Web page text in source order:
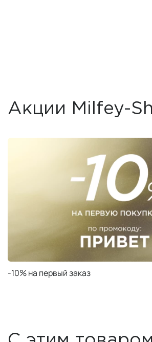
Акции Milfey-
Подарок при заказе от 50 000 ₽